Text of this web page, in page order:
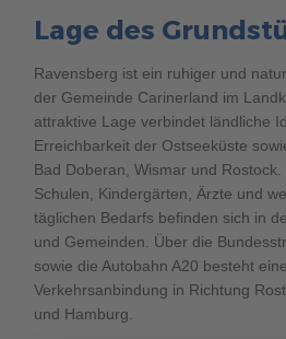
Lage des
Ravensberg ist ein ruhiger und
der Gemeinde Carinerland im
attraktive Lage verbindet ländliche
Erreichbarkeit der Ostseeküste
Bad Doberan, Wismar und Rostock.
Schulen, Kindergärten, Ärzte und
täglichen Bedarfs befinden sich in
und Gemeinden. Über die
sowie die Autobahn A20 besteht
Verkehrsanbindung in Richtung
und Hamburg.